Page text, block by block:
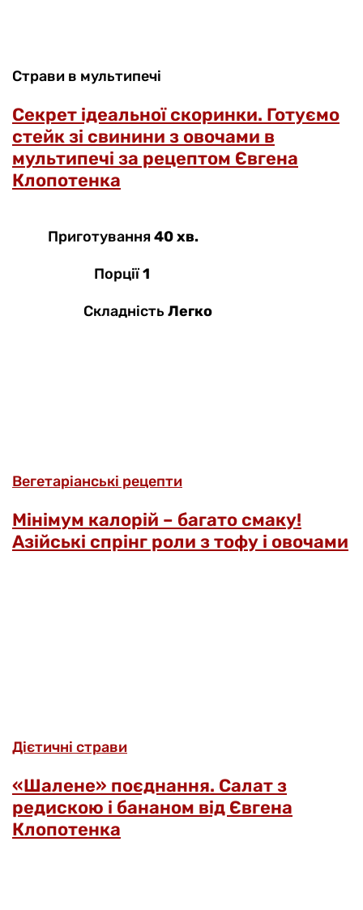
Страви в мультипечі
Секрет ідеальної скоринки. Готуємо
стейк зі свинини з овочами в
мультипечі за рецептом Євгена
Клопотенка
Приготування40 хв.
Порції1
Складність Легко
Вегетаріанські рецепти
Мінімум калорій – багато смаку!
Азійські спрінг роли з тофу і овочами
Дієтичні страви
«Шалене» поєднання. Салат з
редискою і бананом від Євгена
Клопотенка